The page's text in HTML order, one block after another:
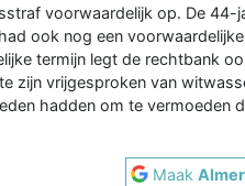
voorwaardelijk op. De
ook nog een
termijn legt de rechtbank
zijn vrijgesproken van
hadden om te vermoeden
Maak